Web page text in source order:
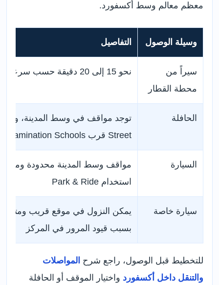
معظم معالم وسط أكسفورد.
وسيلة الوصول التفاصيل
سيراً من
محطة القطار
نحو 15 إلى 20 دقيقة حسب سرعة المشي
الحافلة
Street قرب Examination Schools
السيارة
مواقف وسط المدينة محدودة
استخدام Park & Ride
سيارة خاصة
يمكن النزول في موقع قريب
بسبب قيود المرور في المركز
للتخطيط قبل الوصول، راجع شرح المواصلات
والتنقل داخل أكسفورد واختيار الموقف أو الحافلة